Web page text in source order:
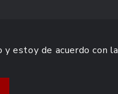
y estoy de acuerdo con la